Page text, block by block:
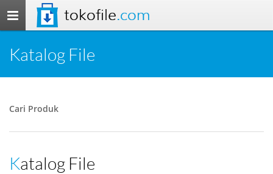
Toggle
navigation
tokofile.com
Katalog File
Cari Produk
Katalog File